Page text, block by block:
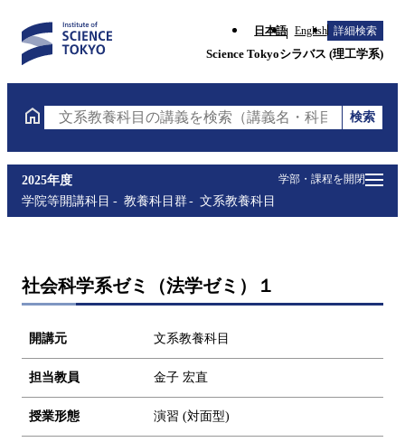
日本語 English 詳細検索
Science Tokyoシラバス (理工学系)
文系教養科目の講義を検索（講義名・科目コード・担
検索
学部・課程を開閉
2025年度
学院等開講科目
教養科目群 文系教養科目
社会科学系ゼミ（法学ゼミ）１
開講元 文系教養科目
担当教員 金子 宏直
授業形態 演習 (対面型)